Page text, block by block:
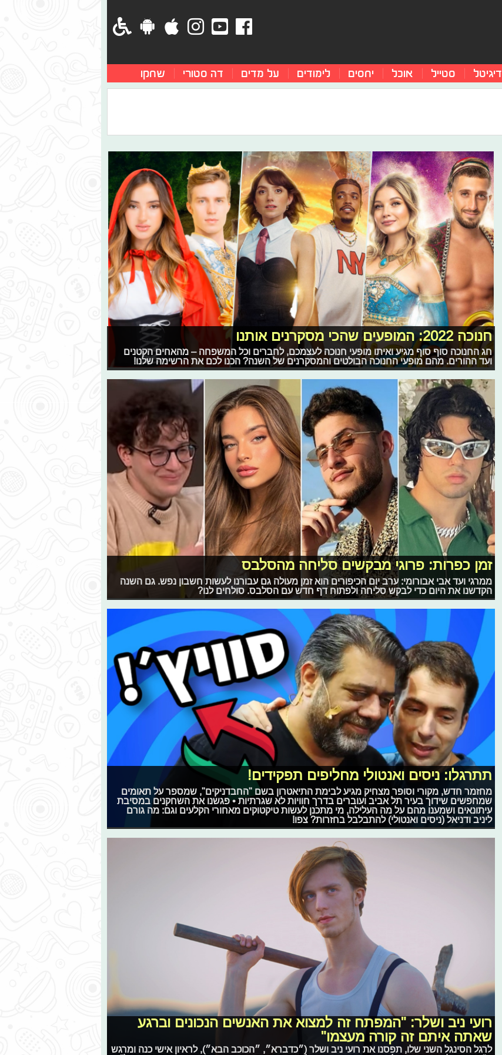
דיגיטל סטייל אוכל יחסים לימודים על מדים דה סטורי שחקו
חנוכה 2022: המופעים שהכי מסקרנים אותנו
חג החנוכה סוף סוף מגיע ואיתו מופעי חנוכה לעצמכם, לחברים וכל המשפחה – מהאחים הקטנים
ועד ההורים. מהם מופעי החנוכה הבולטים והמסקרנים של השנה? הכנו לכם את הרשימה שלנו!
זמן כפרות: פרוגי מבקשים סליחה מהסלבס
ממרגי ועד אבי אבורומי: ערב יום הכיפורים הוא זמן מעולה גם עבורנו לעשות חשבון נפש. גם השנה
הקדשנו את היום כדי לבקש סליחה ולפתוח דף חדש עם הסלבס. סולחים לנו?
תתרגלו: ניסים ואנטולי מחליפים תפקידים!
מחזמר חדש, מקורי וסופר מצחיק מגיע לבימת התיאטרון בשם "החבדניקים", שמספר על תאומים
שמחפשים שידוך בעיר תל אביב ועוברים בדרך חוויות לא שגרתיות • פגשנו את השחקנים במסיבת
עיתונאים ושמענו מהם על מה העלילה, מי מתכנן לעשות טיקטוקים מאחורי הקלעים וגם: מה גורם
ליניב ודניאל (ניסים ואנטולי) להתבלבל בחזרות? צפו!
רועי ניב ושלר: "המפתח זה למצוא את האנשים הנכונים וברגע
שאתה איתם זה קורה מעצמו"
לרגל הסינגל השני שלו, תפסנו את רועי ניב ושלר (״כדברא״, ״הכוכב הבא״), לראיון אישי כנה ומרגש